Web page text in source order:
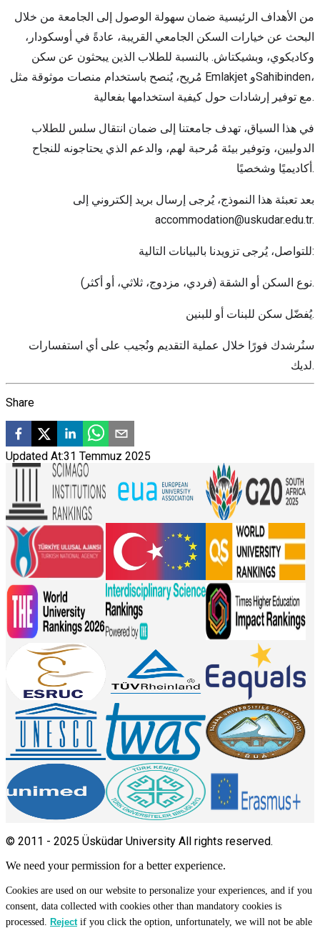
من الأهداف الرئيسية ضمان سهولة الوصول إلى الجامعة من خلال
البحث عن خيارات السكن الجامعي القريبة، عادةً في أوسكودار،
وكاديكوي، وبشيكتاش. بالنسبة للطلاب الذين يبحثون عن سكن
مُريح، يُنصح باستخدام منصات موثوقة مثل Emlakjet وSahibinden،
مع توفير إرشادات حول كيفية استخدامها بفعالية.
في هذا السياق، تهدف جامعتنا إلى ضمان انتقال سلس للطلاب
الدوليين، وتوفير بيئة مُرحبة لهم، والدعم الذي يحتاجونه للنجاح
أكاديميًا وشخصيًا.
بعد تعبئة هذا النموذج، يُرجى إرسال بريد إلكتروني إلى
accommodation@uskudar.edu.tr.
للتواصل، يُرجى تزويدنا بالبيانات التالية:
نوع السكن أو الشقة (فردي، مزدوج، ثلاثي، أو أكثر).
يُفضّل سكن للبنات أو للبنين.
سنُرشدك فورًا خلال عملية التقديم ونُجيب على أي استفسارات
لديك.
Share
Updated At:31 Temmuz 2025
© 2011 - 2025 Üsküdar University All rights reserved.
We need your permission for a better experience.
Cookies are used on our website to personalize your experiences, and if you
consent, data collected with cookies other than mandatory cookies is
processed. Reject if you click the option, unfortunately, we will not be able